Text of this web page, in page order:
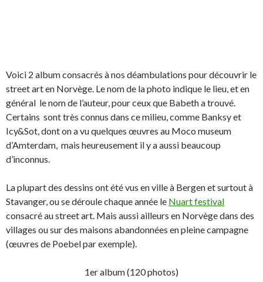
Voici 2 album consacrés à nos déambulations pour découvrir le
street art en Norvège. Le nom de la photo indique le lieu, et en
général le nom de l’auteur, pour ceux que Babeth a trouvé.
Certains sont très connus dans ce milieu, comme Banksy et
Icy&Sot, dont on a vu quelques œuvres au Moco museum
d’Amterdam, mais heureusement il y a aussi beaucoup
d’inconnus.
La plupart des dessins ont été vus en ville à Bergen et surtout à
Stavanger, ou se déroule chaque année le Nuart festival
consacré au street art. Mais aussi ailleurs en Norvège dans des
villages ou sur des maisons abandonnées en pleine campagne
(œuvres de Poebel par exemple).
1er album (120 photos)